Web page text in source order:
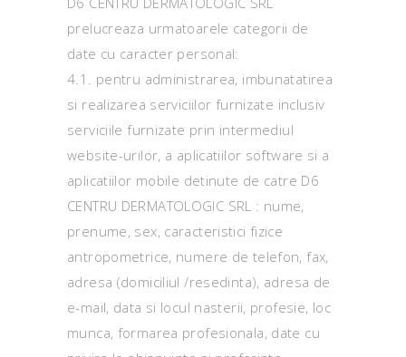
prelucreaza urmatoarele categorii de
date cu caracter personal:
4.1. pentru administrarea, imbunatatirea
si realizarea serviciilor furnizate inclusiv
serviciile furnizate prin intermediul
website-urilor, a aplicatiilor software si a
aplicatiilor mobile detinute de catre D6
CENTRU DERMATOLOGIC SRL : nume,
prenume, sex, caracteristici fizice
antropometrice, numere de telefon, fax,
adresa (domiciliul /resedinta), adresa de
e-mail, data si locul nasterii, profesie, loc
munca, formarea profesionala, date cu